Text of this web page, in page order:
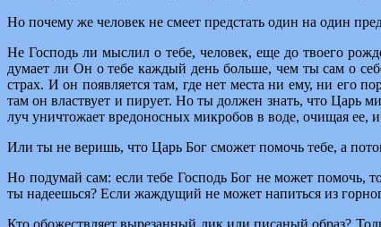
Но почему же человек не смеет предстать один на один
Не Господь ли мыслил о тебе, человек, еще до твоего
думает ли Он о тебе каждый день больше, чем ты сам о
страх. И он появляется там, где нет места ни ему, ни его
там он властвует и пирует. Но ты должен знать, что Царь
луч уничтожает вредоносных микробов в воде, очищая ее,
Или ты не веришь, что Царь Бог сможет помочь тебе, а
Но подумай сам: если тебе Господь Бог не может
ты надеешься? Если жаждущий не может напиться из
Кто обожествляет вырезанный лик или писаный образ?